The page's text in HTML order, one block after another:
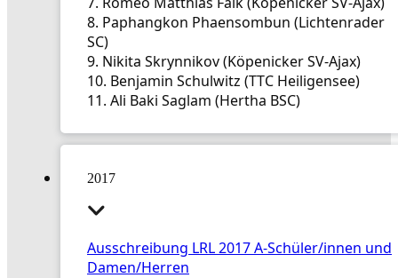
8. Paphangkon Phaensombun (Lichtenrader
SC)
9. Nikita Skrynnikov (Köpenicker SV-Ajax)
10. Benjamin Schulwitz (TTC Heiligensee)
11. Ali Baki Saglam (Hertha BSC)
2017
Ausschreibung LRL 2017 A-Schüler/innen und
Damen/Herren